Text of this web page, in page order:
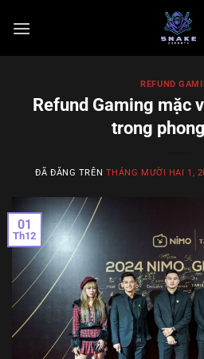
đến
REFUND
Refund Gaming mặc
trong
ĐÃ ĐĂNG TRÊN THÁNG MƯỜI HAI 1,
01
Th12